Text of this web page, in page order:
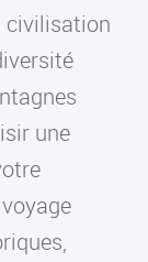
civilisation
une